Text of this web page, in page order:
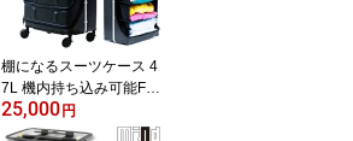
棚になるスーツケース 4
7L 機内持ち込み可能FLI
P フリップ - エジソンラ
ボ ダブルTASロック / 脱
25,000 円